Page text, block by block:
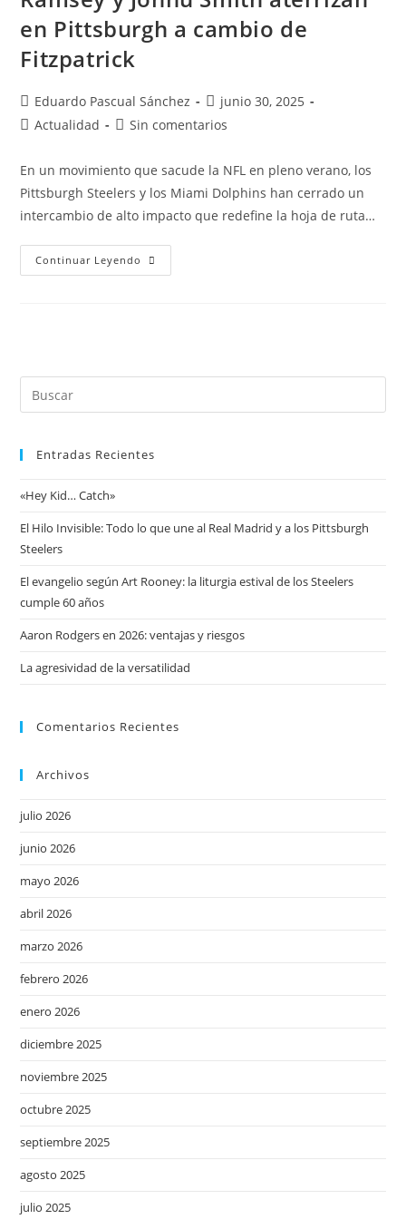
en Pittsburgh a cambio de
Fitzpatrick
Eduardo Pascual Sánchez
junio 30, 2025
Actualidad
Sin comentarios
En un movimiento que sacude la NFL en pleno verano, los
Pittsburgh Steelers y los Miami Dolphins han cerrado un
intercambio de alto impacto que redefine la hoja de ruta…
Continuar Leyendo
Entradas Recientes
«Hey Kid… Catch»
El Hilo Invisible: Todo lo que une al Real Madrid y a los Pittsburgh
Steelers
El evangelio según Art Rooney: la liturgia estival de los Steelers
cumple 60 años
Aaron Rodgers en 2026: ventajas y riesgos
La agresividad de la versatilidad
Comentarios Recientes
Archivos
julio 2026
junio 2026
mayo 2026
abril 2026
marzo 2026
febrero 2026
enero 2026
diciembre 2025
noviembre 2025
octubre 2025
septiembre 2025
agosto 2025
julio 2025